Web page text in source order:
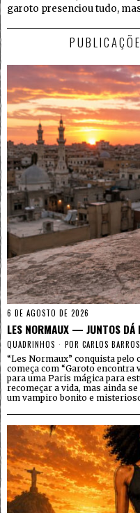
garoto presenciou tudo,
6 DE AGOSTO DE 2026
LES NORMAUX — JUNTOS DÁ
QUADRINHOS POR CARLOS BARROS
“Les Normaux” conquista pelo
começa com “Garoto encontra
para uma Paris mágica para
recomeçar a vida, mas ainda
um vampiro bonito e